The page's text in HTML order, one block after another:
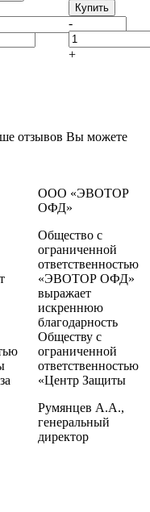
Купить
-
+
отзывов Вы можете
ООО «ЭВОТОР
ОФД»
Общество с
ограниченной
ответственностью
«ЭВОТОР ОФД»
выражает
искреннюю
благодарность
Обществу с
ограниченной
ответственностью
«Центр Защиты
Румянцев А.А.,
генеральный
директор